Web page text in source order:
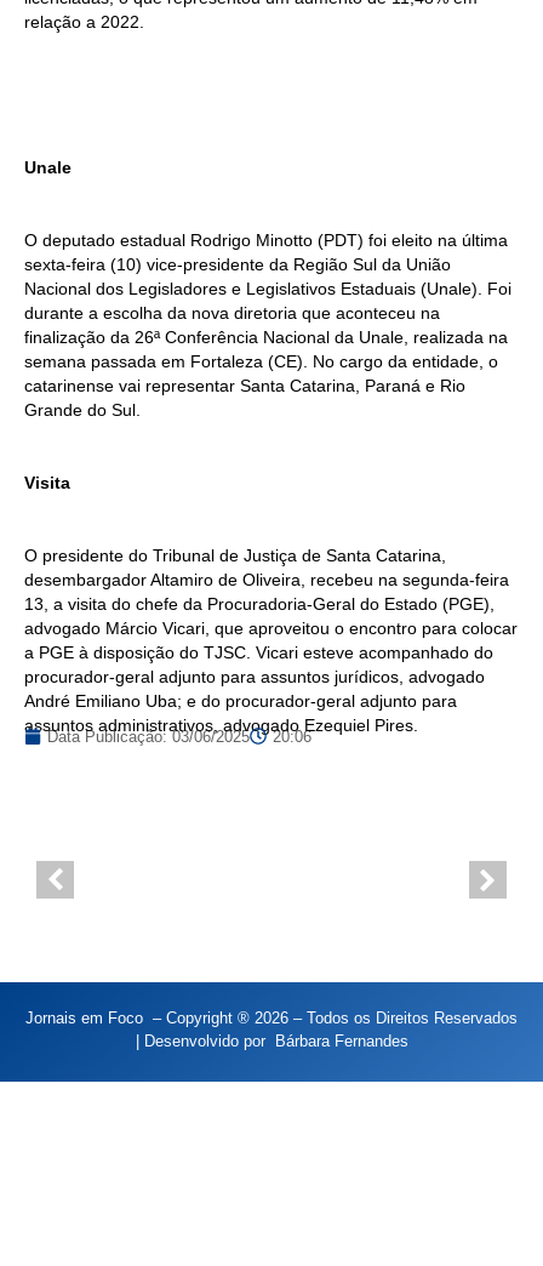
relação a 2022.
Unale
O deputado estadual Rodrigo Minotto (PDT) foi eleito na última
sexta-feira (10) vice-presidente da Região Sul da União
Nacional dos Legisladores e Legislativos Estaduais (Unale). Foi
durante a escolha da nova diretoria que aconteceu na
finalização da 26ª Conferência Nacional da Unale, realizada na
semana passada em Fortaleza (CE). No cargo da entidade, o
catarinense vai representar Santa Catarina, Paraná e Rio
Grande do Sul.
Visita
O presidente do Tribunal de Justiça de Santa Catarina,
desembargador Altamiro de Oliveira, recebeu na segunda-feira
13, a visita do chefe da Procuradoria-Geral do Estado (PGE),
advogado Márcio Vicari, que aproveitou o encontro para colocar
a PGE à disposição do TJSC. Vicari esteve acompanhado do
procurador-geral adjunto para assuntos jurídicos, advogado
André Emiliano Uba; e do procurador-geral adjunto para
assuntos administrativos, advogado Ezequiel Pires.
Data Publicação:03/06/2025 20:06
Jornais em Foco – Copyright ® 2026 – Todos os Direitos Reservados
| Desenvolvido por Bárbara Fernandes